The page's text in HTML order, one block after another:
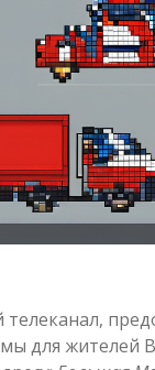
для жителей